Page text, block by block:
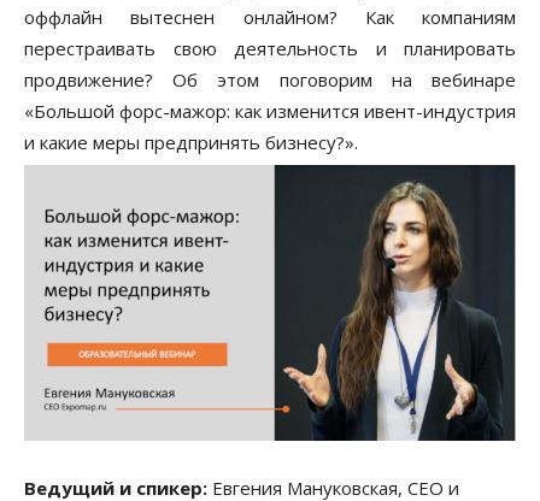
оффлайн вытеснен онлайном? Как компаниям
перестраивать свою деятельность и планировать
продвижение? Об этом поговорим на вебинаре
«Большой форс-мажор: как изменится ивент-индустрия
и какие меры предпринять бизнесу?».
Ведущий и спикер: Евгения Мануковская, CEO и